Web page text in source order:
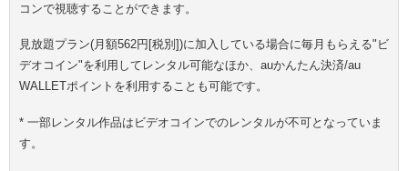
コンで視聴することができます。
見放題プラン(月額562円[税別])に加入している場合に毎月もらえる"ビ
デオコイン"を利用してレンタル可能なほか、auかんたん決済/au
WALLETポイントを利用することも可能です。
* 一部レンタル作品はビデオコインでのレンタルが不可となっていま
す。